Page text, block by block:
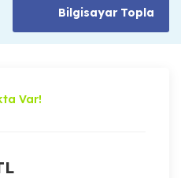
Bilgisayar Topla
Var!